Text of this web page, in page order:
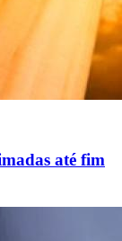
até fim